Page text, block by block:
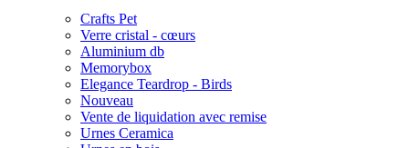
Crafts Pet
Verre cristal - cœurs
Aluminium db
Memorybox
Elegance Teardrop - Birds
Nouveau
Vente de liquidation avec remise
Urnes Ceramica